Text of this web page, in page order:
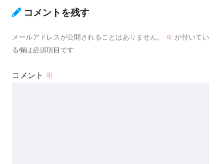
コメントを残す
メールアドレスが公開されることはありません。 ※ が付いてい
る欄は必須項目です
コメント ※